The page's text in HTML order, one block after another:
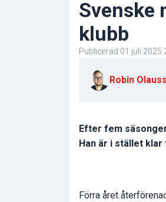
Svenske
klubb
Publicerad 01 juli 2025
Robin
Efter fem
Han är i stället klar
Förra året